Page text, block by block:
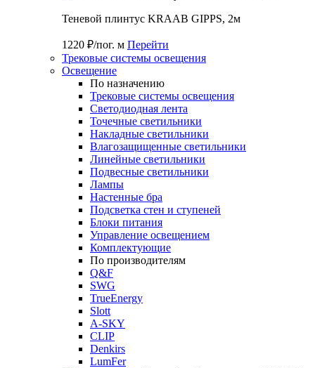
Теневой плинтус KRAAB GIPPS, 2м
1220 ₽/пог. м Перейти
Трековые системы освещения
Освещение
По назначению
Трековые системы освещения
Светодиодная лента
Точечные светильники
Накладные светильники
Влагозащищенные светильники
Линейные светильники
Подвесные светильники
Лампы
Настенные бра
Подсветка стен и ступеней
Блоки питания
Управление освещением
Комплектующие
По производителям
Q&F
SWG
TrueEnergy
Slott
A-SKY
CLIP
Denkirs
LumFer